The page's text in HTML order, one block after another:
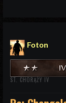
Foton
ST. CHORĄŻY IV